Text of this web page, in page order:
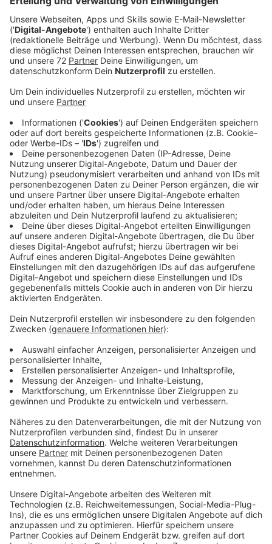
Ed Sheeran ist einer dieser Künstler, sagt Camila
Cabello, wenn man in Interviews gefragt wurde, mit
wem man mal gerne zusammenarbeiten würde, dann
gemeinsame Schreiben hat ihr viel Spaß gemacht.
entspannte Latino-Popnummer, mit der man gefühlt
direkt auf ein kubanisches Straßenfest gebeamt wird.
Und ein Song, über den im Netz schon heiß diskutiert
wird: Und zwar ob er sich inhaltlich um ihren Ex-Freund
Shawn Mendes dreht. Camila singt da nämlich unter
anderem am Anfang "Du sagtest, du hasst das Meer,
aber jetzt surfst du. Ich sagte, ich liebe dich ein Leben
lang, aber ich habe gerade unser Haus verkauft."
Eindeutiger geht es wohl kaum. Shawn Mendes soll
nämlich Angst vorm Meer gehabt haben und die Surf-
Bilder auf Instagram sprechen für sich.
Anzeige
Wir benötigen Ihre
Zustimmung, um den YouTube
Video-Service zu laden!
Wir verwenden einen Service eines
Drittanbieters, um Videoinhalte
einzubetten. Dieser Service kann
Daten zu Ihren Aktivitäten
sammeln. Bitte lesen Sie die
Nutzung des Service zu, um dieses
Video anzusehen.
Mehr Informationen